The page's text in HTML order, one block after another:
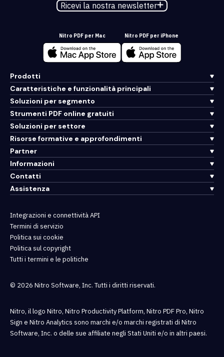
Ricevi la nostra newsletter
Nitro PDF per Mac Nitro PDF per iPhone
Prodotti
Caratteristiche e funzionalità principali
Soluzioni per segmento
Strumenti PDF online gratuiti
Soluzioni per settore
Risorse formative e approfondimenti
Partner
Informazioni
Contatti
Assistenza
Integrazioni e connettività API
Termini di servizio
Politica sui cookie
Politica sul copyright
Tutti i termini e le politiche
© 2026 Nitro Software, Inc. Tutti i diritti riservati.
Nitro, il logo Nitro, Nitro Productivity Platform, Nitro PDF Pro, Nitro
Sign e Nitro Analytics sono marchi e/o marchi registrati di Nitro
Software, Inc. o delle sue affiliate negli Stati Uniti e/o in altri paesi.